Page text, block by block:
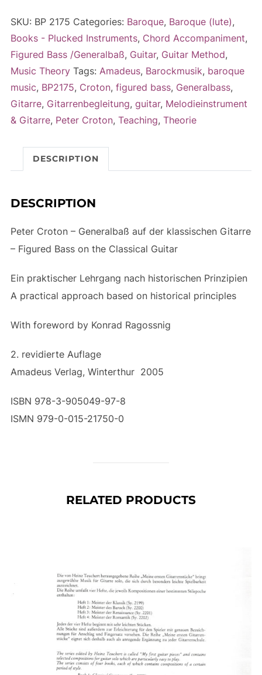
Figured
Guitar
quantity
v
SKU: BP 2175 Categories: Baroque, Baroque (lute),
Books - Plucked Instruments, Chord Accompaniment,
Figured Bass /Generalbaß, Guitar, Guitar Method,
Music Theory Tags: Amadeus, Barockmusik, baroque
music, BP2175, Croton, figured bass, Generalbass,
Gitarre, Gitarrenbegleitung, guitar, Melodieinstrument
& Gitarre, Peter Croton, Teaching, Theorie
DESCRIPTION
DESCRIPTION
Peter Croton – Generalbaß auf der klassischen Gitarre
– Figured Bass on the Classical Guitar
Ein praktischer Lehrgang nach historischen Prinzipien
A practical approach based on historical principles
With foreword by Konrad Ragossnig
2. revidierte Auflage
Amadeus Verlag, Winterthur 2005
ISBN 978-3-905049-97-8
ISMN 979-0-015-21750-0
RELATED PRODUCTS